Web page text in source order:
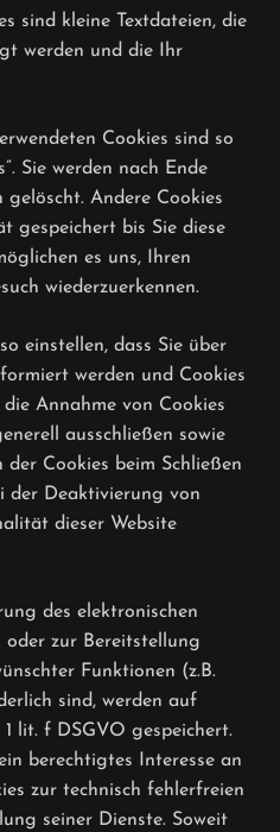
sind kleine Textdateien, die
werden und die Ihr
Cookies sind so
Sie werden nach Ende
gelöscht. Andere Cookies
gespeichert bis Sie diese
es uns, Ihren
wiederzuerkennen.
einstellen, dass Sie über
werden und Cookies
Annahme von Cookies
ausschließen sowie
Cookies beim Schließen
der Deaktivierung von
dieser Website
des elektronischen
oder zur Bereitstellung
Funktionen (z.B.
sind, werden auf
lit. f DSGVO gespeichert.
berechtigtes Interesse an
zur technisch fehlerfreien
seiner Dienste. Soweit